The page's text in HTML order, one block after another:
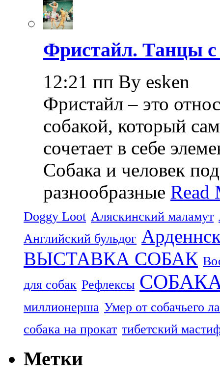
Фристайл. Танцы с
12:21 пп By esken
Фристайл – это
собакой, который
сочетает в себе
Собака и человек
разнообразные Read
Doggy Loot Аляскинский маламут
Английский бульдог
ВЫСТАВКА СОБАК
для собак Рефлексы
миллионерша Умер от собачьего
собака на прокат тибетский
Метки